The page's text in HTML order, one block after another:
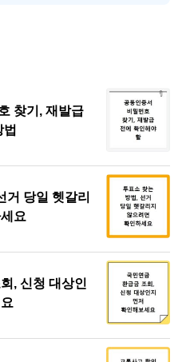
찾기, 재발급
거 당일 헷갈리
요
, 신청 대상인